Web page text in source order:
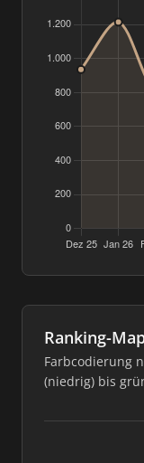
Ranking-
Farbcodierung
(niedrig) bis